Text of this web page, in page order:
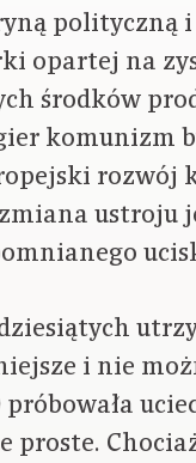
polityczną i
opartej na
środków
komunizm
rozwój
ustroju
i nie
proste.